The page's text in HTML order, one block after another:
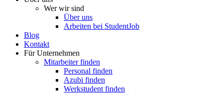
Wer wir sind
Über uns
Arbeiten bei StudentJob
Blog
Kontakt
Für Unternehmen
Mitarbeiter finden
Personal finden
Azubi finden
Werkstudent finden